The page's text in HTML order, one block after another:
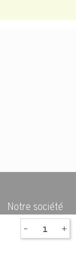
- +
Notre société
Produits